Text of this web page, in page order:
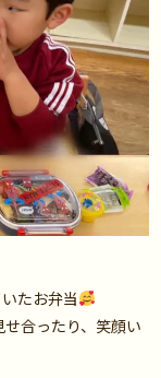
たお弁当
合ったり、笑顔い